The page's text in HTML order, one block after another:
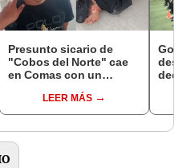
Presunto sicario de
"Cobos del Norte" cae
en Comas con un
extorsivo tras crimen de
joven de 19 años
LEER MÁS